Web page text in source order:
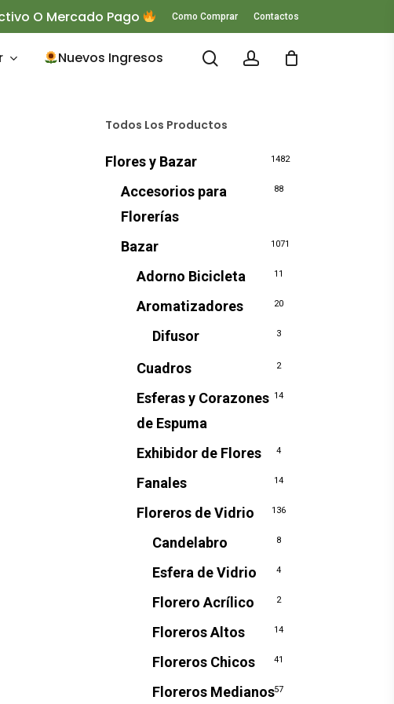
O Mercado Pago Como Comprar Contactos
Nuevos Ingresos searchaccount
Todos Los Productos
Flores y Bazar 1482
Accesorios para
Florerías
88
Bazar 1071
Adorno Bicicleta 11
Aromatizadores 20
Difusor 3
Cuadros 2
Esferas y Corazones
de Espuma
14
Exhibidor de Flores 4
Fanales 14
Floreros de Vidrio 136
Candelabro 8
Esfera de Vidrio 4
Florero Acrílico 2
Floreros Altos 14
Floreros Chicos 41
Floreros Medianos57